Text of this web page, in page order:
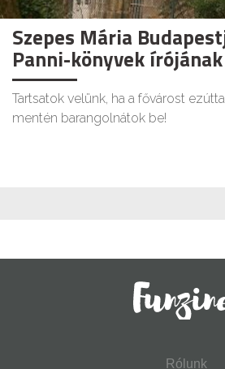
Szepes Mária
Panni-könyvek
Tartsatok velünk, ha a fővárost
mentén barangolnátok be!
Rólunk